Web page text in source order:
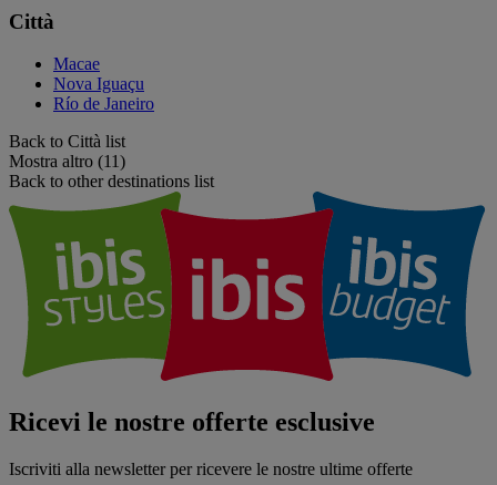
Città
Macae
Nova Iguaçu
Río de Janeiro
Back to Città list
Mostra altro (11)
Back to other destinations list
Ricevi le nostre offerte esclusive
Iscriviti alla newsletter per ricevere le nostre ultime offerte